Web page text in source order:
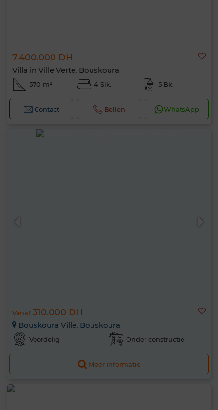
7.400.000 DH
Villa in Ville Verte, Bouskoura
570 m² 4 Slk. 5 Bk.
Contact Bellen WhatsApp
Vanaf 310.000 DH
Bouskoura Ville, Bouskoura
Voordelig Onder constructie
Meer informatie